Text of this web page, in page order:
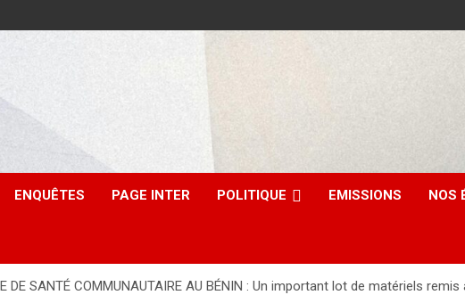
ENQUÊTES PAGE INTER POLITIQUE EMISSIONS NOS
DE SANTÉ COMMUNAUTAIRE AU BÉNIN : Un important lot de matériels